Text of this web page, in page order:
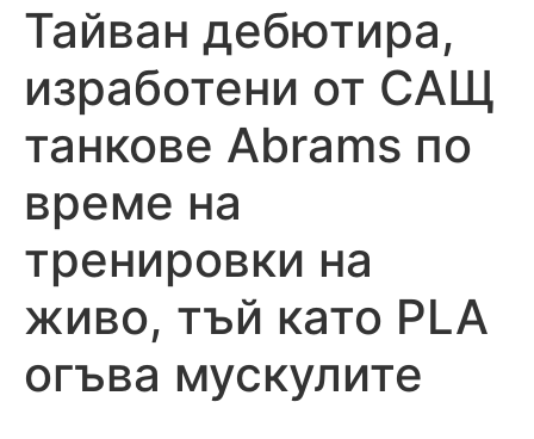
Тайван дебютира,
изработени от САЩ
танкове Abrams по
време на
тренировки на
живо, тъй като PLA
огъва мускулите